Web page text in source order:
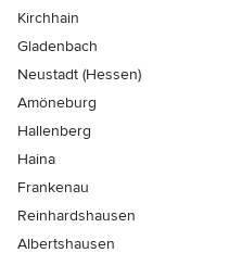
Kirchhain
Gladenbach
Neustadt (Hessen)
Amöneburg
Hallenberg
Haina
Frankenau
Reinhardshausen
Albertshausen